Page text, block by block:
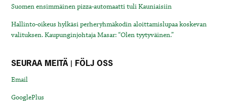
Suomen ensimmäinen pizza-automaatti tuli Kauniaisiin
Hallinto-oikeus hylkäsi perheryhmäkodin aloittamislupaa koskevan
valituksen. Kaupunginjohtaja Masar: “Olen tyytyväinen.”
SEURAA MEITÄ | FÖLJ OSS
Email
GooglePlus